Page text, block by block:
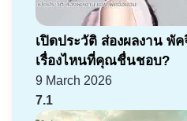
เปิดประวัติ ส่องผลงาน พั
เรื่องไหนที่คุณชื่นชอบ?
9 March 2026
7.1